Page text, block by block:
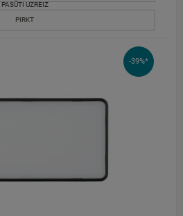
PASŪTI UZREIZ
PIRKT
-39%*